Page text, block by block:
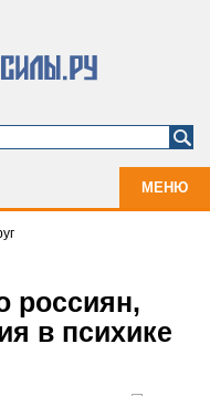
МЕНЮ
россиян,
в психике